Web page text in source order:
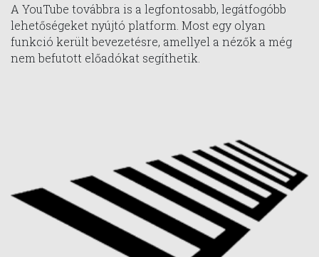
A YouTube továbbra is a legfontosabb, legátfogóbb
lehetőségeket nyújtó platform. Most egy olyan
funkció került bevezetésre, amellyel a nézők a még
nem befutott előadókat segíthetik.